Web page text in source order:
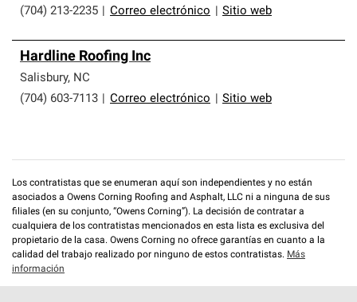
(704) 213-2235
Correo electrónico Sitio web
Hardline Roofing Inc
Salisbury, NC
(704) 603-7113
Correo electrónico Sitio web
Los contratistas que se enumeran aquí son independientes y no están
asociados a Owens Corning Roofing and Asphalt, LLC ni a ninguna de sus
filiales (en su conjunto, “Owens Corning”). La decisión de contratar a
cualquiera de los contratistas mencionados en esta lista es exclusiva del
propietario de la casa. Owens Corning no ofrece garantías en cuanto a la
calidad del trabajo realizado por ninguno de estos contratistas. Más
información